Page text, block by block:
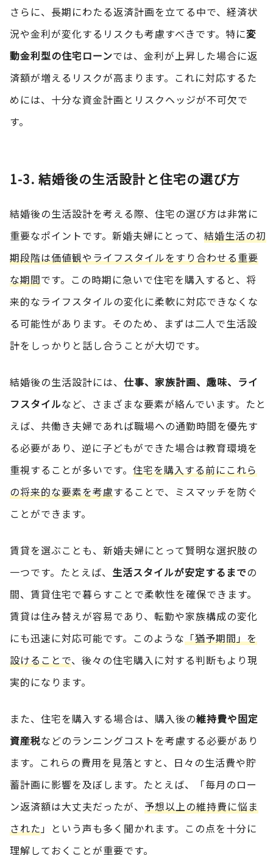
さらに、長期にわたる返済計画を立てる中で、経済状
況や金利が変化するリスクも考慮すべきです。特に変
動金利型の住宅ローンでは、金利が上昇した場合に返
済額が増えるリスクが高まります。これに対応するた
めには、十分な資金計画とリスクヘッジが不可欠で
す。
1-3. 結婚後の生活設計と住宅の選び方
結婚後の生活設計を考える際、住宅の選び方は非常に
重要なポイントです。新婚夫婦にとって、 結婚生活の初
期段階は価値観やライフスタイルをすり合わせる重要
な期間です。この時期に急いで住宅を購入すると、将
来的なライフスタイルの変化に柔軟に対応できなくな
る可能性があります。そのため、まずは二人で生活設
計をしっかりと話し合うことが大切です。
結婚後の生活設計には、 仕事、家族計画、趣味、ライ
フスタイルなど、さまざまな要素が絡んでいます。たと
えば、共働き夫婦であれば職場への通勤時間を優先す
る必要があり、逆に子どもができた場合は教育環境を
重視することが多いです。 住宅を購入する前にこれら
の将来的な要素を考慮することで、ミスマッチを防ぐ
ことができます。
賃貸を選ぶことも、新婚夫婦にとって賢明な選択肢の
一つです。たとえば、 生活スタイルが安定するまでの
間、賃貸住宅で暮らすことで柔軟性を確保できます。
賃貸は住み替えが容易であり、転勤や家族構成の変化
にも迅速に対応可能です。このような「猶予期間」を
設けることで、後々の住宅購入に対する判断もより現
実的になります。
また、住宅を購入する場合は、購入後の維持費や固定
資産税などのランニングコストを考慮する必要があり
ます。これらの費用を見落とすと、日々の生活費や貯
蓄計画に影響を及ぼします。たとえば、「毎月のロー
ン返済額は大丈夫だったが、 予想以上の維持費に悩ま
された」という声も多く聞かれます。この点を十分に
理解しておくことが重要です。